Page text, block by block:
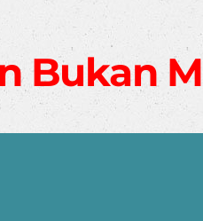
Bukan